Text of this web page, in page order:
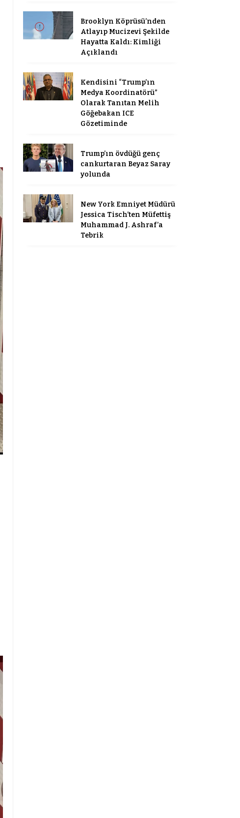
Brooklyn Köprüsü’nden
Atlayıp Mucizevi Şekilde
Hayatta Kaldı: Kimliği
Açıklandı
Kendisini “Trump’ın
Medya Koordinatörü”
Olarak Tanıtan Melih
Göğebakan ICE
Gözetiminde
Trump’ın övdüğü genç
cankurtaran Beyaz Saray
yolunda
New York Emniyet Müdürü
Jessica Tisch’ten Müfettiş
Muhammad J. Ashraf’a
Tebrik